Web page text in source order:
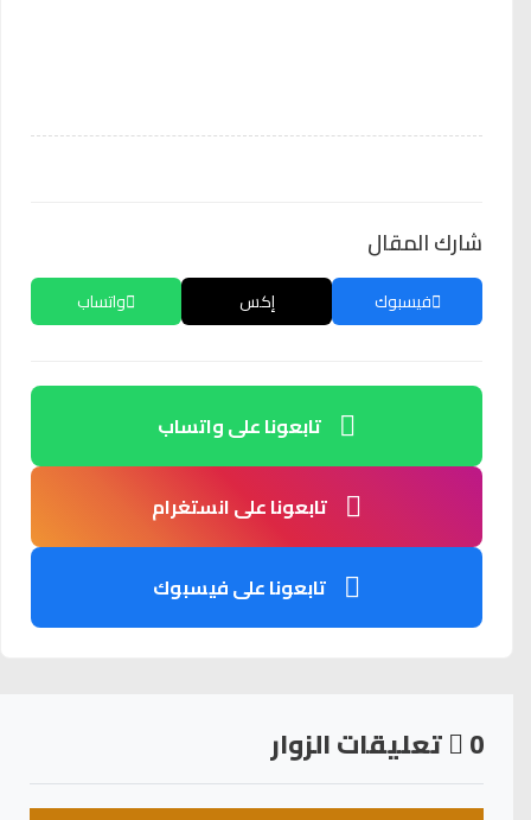
شارك المقال
فيسبوك إكس واتساب
تابعونا على واتساب
تابعونا على انستغرام
تابعونا على فيسبوك
0 تعليقات الزوار